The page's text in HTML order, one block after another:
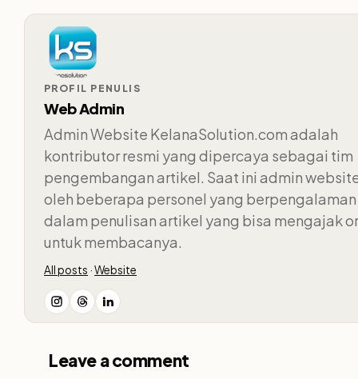
PROFIL PENULIS
Web Admin
Admin Website KelanaSolution.com adalah
kontributor resmi yang dipercaya sebagai tim
pengembangan artikel. Saat ini admin
oleh beberapa personel yang berpengalaman
dalam penulisan artikel yang bisa mengajak
untuk membacanya.
All posts ·Website
Leave a comment